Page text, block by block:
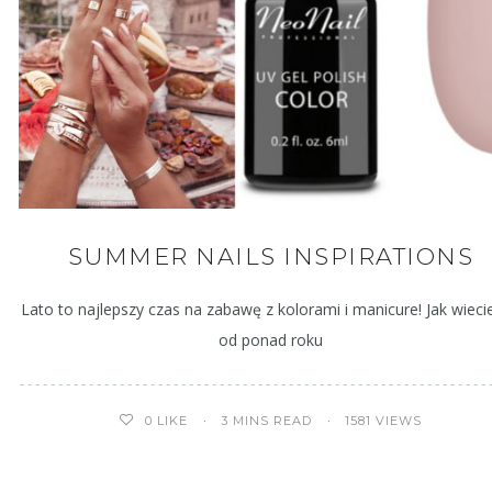
SUMMER NAILS INSPIRATIONS
Lato to najlepszy czas na zabawę z kolorami i manicure! Jak
od ponad roku
0 LIKE 3 MINS READ 1581 VIEWS